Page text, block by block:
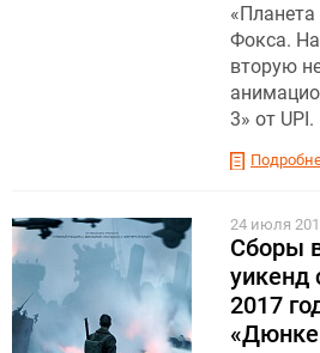
Фокса.
вторую
3» от UPI.
24 июля
Сборы
уикенд
2017